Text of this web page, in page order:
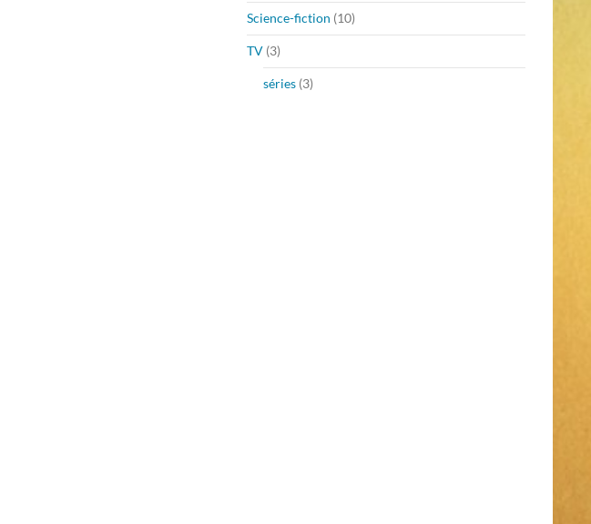
Science-fiction (10)
TV (3)
séries (3)